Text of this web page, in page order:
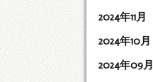
2024年11月
2024年10月
2024年09月